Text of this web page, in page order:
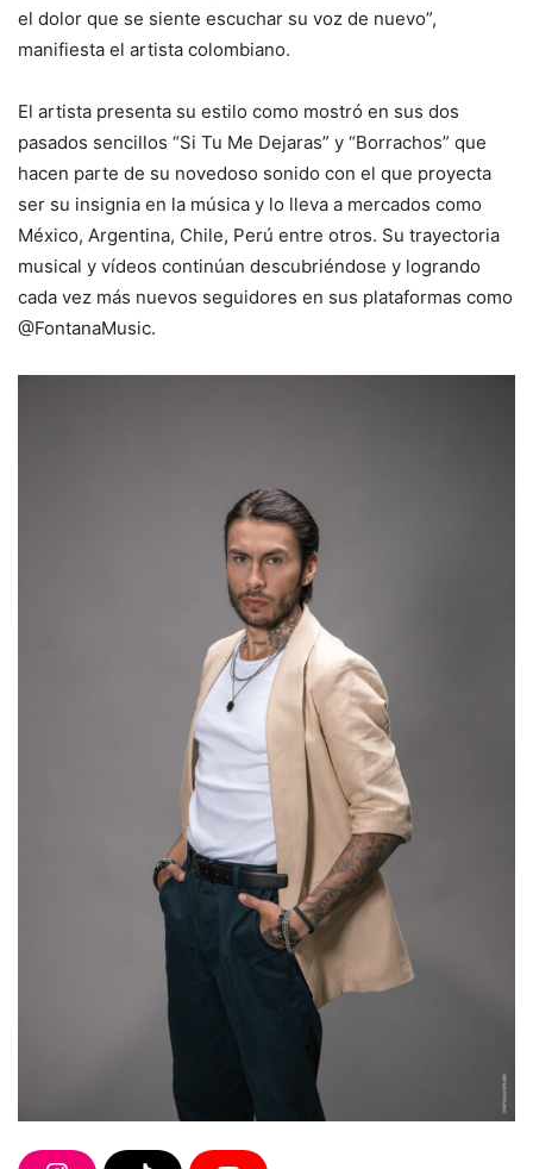
el dolor que se siente escuchar su voz de nuevo”,
manifiesta el artista colombiano.
El artista presenta su estilo como mostró en sus dos
pasados sencillos “Si Tu Me Dejaras” y “Borrachos” que
hacen parte de su novedoso sonido con el que proyecta
ser su insignia en la música y lo lleva a mercados como
México, Argentina, Chile, Perú entre otros. Su trayectoria
musical y vídeos continúan descubriéndose y logrando
cada vez más nuevos seguidores en sus plataformas como
@FontanaMusic.